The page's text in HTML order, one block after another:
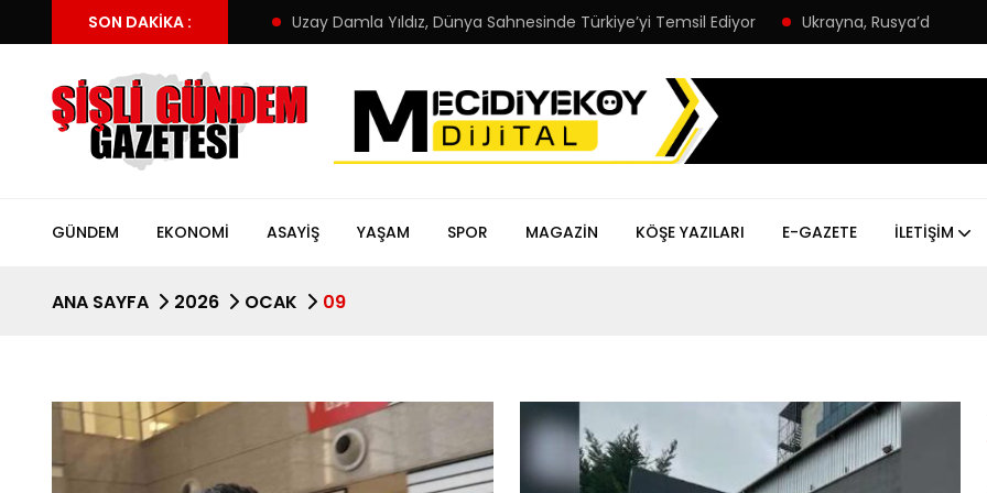
SON DAKIKA :
Altay’ın yeni adresi Uzay Damla Yıldız, Dünya Sahnesinde Türkiye’yi Temsil Ediyor Ukrayna, Rusya’da plajda
GÜNDEM EKONOMI ASAYIŞ YAŞAM SPOR MAGAZIN KÖŞE YAZILARI E-GAZETE İLETIŞIM
ANA SAYFA 2026 OCAK 09